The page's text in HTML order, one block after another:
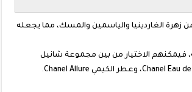
زهرة الغاردينيا والياسمين والمسك، مما يجعله
الاختيار من بين مجموعة شانيل